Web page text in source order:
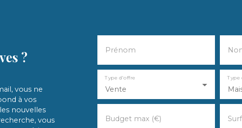
?
vous ne
à vos
nouvelles
vous
Prénom
Vente
Type d'offre Type
Budget max (€)